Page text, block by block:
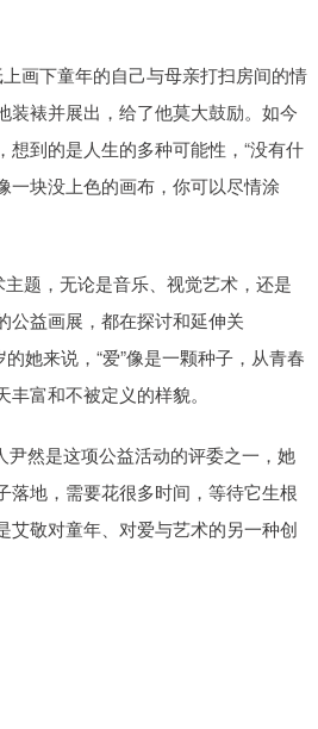
画下童年的自己与母亲打扫房间的情
装裱并展出，给了他莫大鼓励。如今
想到的是人生的多种可能性，“没有什
一块没上色的画布，你可以尽情涂
主题，无论是音乐、视觉艺术，还是
公益画展，都在探讨和延伸关
她来说，“爱”像是一颗种子，从青春
富和不被定义的样貌。
尹然是这项公益活动的评委之一，她
落地，需要花很多时间，等待它生根
艾敬对童年、对爱与艺术的另一种创